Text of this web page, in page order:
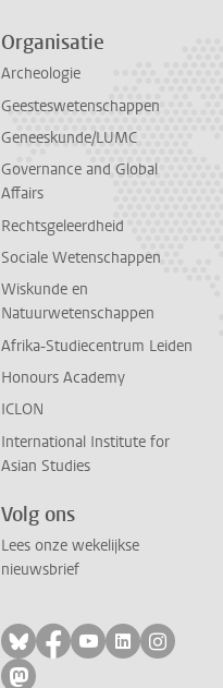
Organisatie
Archeologie
Geesteswetenschappen
Geneeskunde/LUMC
Governance and Global
Affairs
Rechtsgeleerdheid
Sociale Wetenschappen
Wiskunde en
Natuurwetenschappen
Afrika-Studiecentrum Leiden
Honours Academy
ICLON
International Institute for
Asian Studies
Volg ons
Lees onze wekelijkse
nieuwsbrief
Volg ons op bluesky
Volg ons op
Volg ons op
Volg ons
Volg
Volg ons op mastodon